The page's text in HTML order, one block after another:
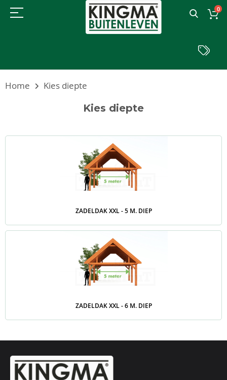
0
Home Kies diepte
Kies diepte
ZADELDAK XXL - 5 M. DIEP
ZADELDAK XXL - 6 M. DIEP